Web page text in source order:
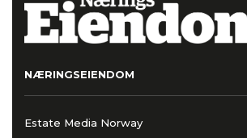
NÆRINGSEIENDOM
Estate Media Norway